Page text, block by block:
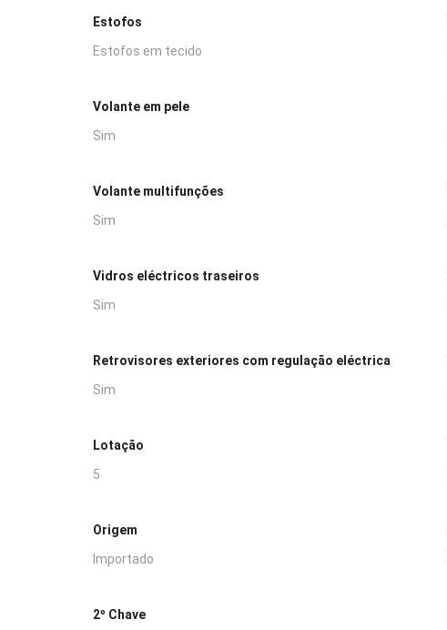
Estofos
Estofos em tecido
Volante em pele
Sim
Volante multifunções
Sim
Vidros eléctricos traseiros
Sim
Retrovisores exteriores com regulação eléctrica
Sim
Lotação
5
Origem
Importado
2º Chave